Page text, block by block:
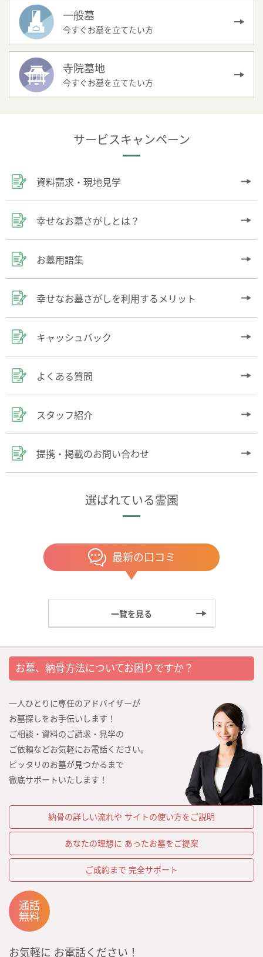
一般墓
今すぐお墓を立てたい方
寺院墓地
今すぐお墓を立てたい方
サービスキャンペーン
資料請求・現地見学
幸せなお墓さがしとは？
お墓用語集
幸せなお墓さがしを利用するメリット
キャッシュバック
よくある質問
スタッフ紹介
提携・掲載のお問い合わせ
選ばれている霊園
最新の口コミ
一覧を見る
お墓、納骨方法についてお困りですか？
一人ひとりに専任のアドバイザーが
お墓探しをお手伝いします！
ご相談・資料のご請求・見学の
ご依頼などお気軽にお電話ください。
ピッタリのお墓が見つかるまで
徹底サポートいたします！
納骨の詳しい流れや サイトの使い方をご説明
あなたの理想に あったお墓をご提案
ご成約まで 完全サポート
通話
無料
お気軽に お電話ください！